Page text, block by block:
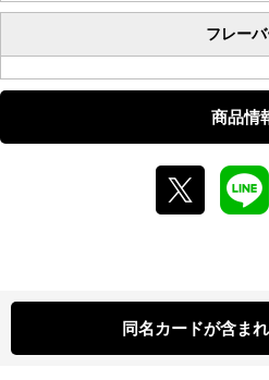
フレー
商品情
同名カードが含ま